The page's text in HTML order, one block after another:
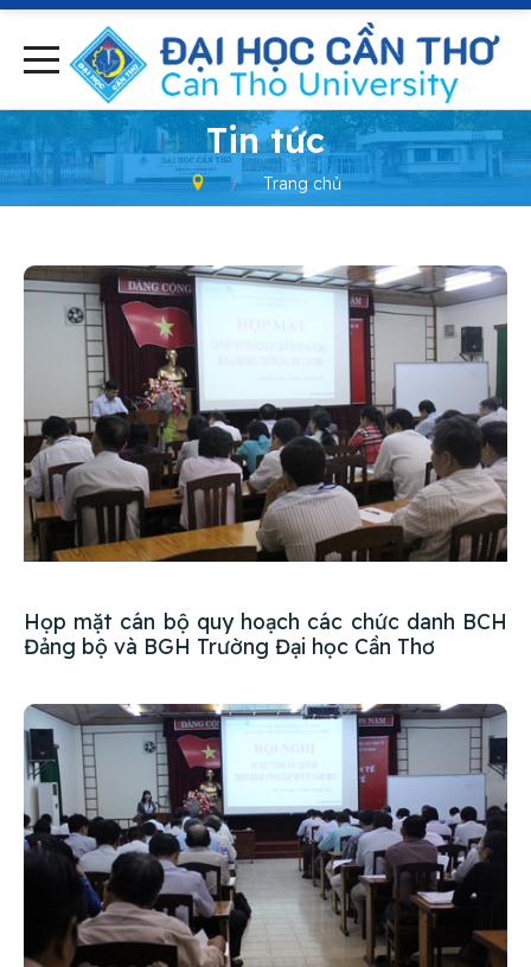
- Tin tức
Trang chủ
Họp mặt cán bộ quy hoạch các chức danh BCH
Đảng bộ và BGH Trường Đại học Cần Thơ